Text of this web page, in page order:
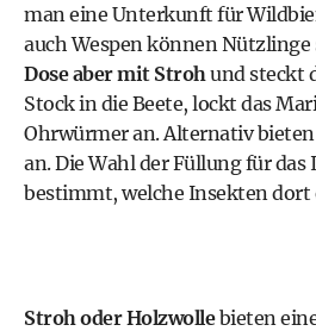
man eine Unterkunft für
auch Wespen können Nützlinge
Dose aber mit Stroh und steckt
Stock in die Beete, lockt das
Ohrwürmer an. Alternativ
an. Die Wahl der Füllung für
bestimmt, welche Insekten dort
Stroh oder Holzwollebieten